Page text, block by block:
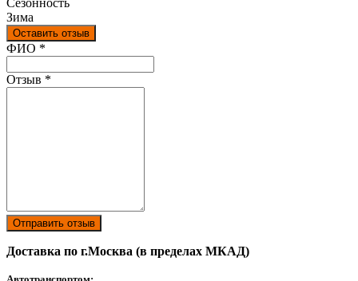
Зима
Оставить отзыв
Ваш отзыв был отправлен!
ФИО *
Отзыв *
Отправить отзыв
Доставка по г.Москва (в пределах МКАД)